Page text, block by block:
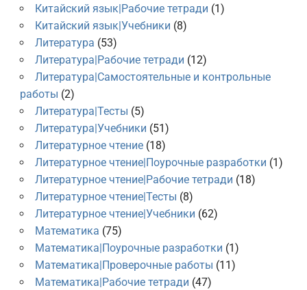
Китайский язык|Рабочие тетради (1)
Китайский язык|Учебники (8)
Литература (53)
Литература|Рабочие тетради (12)
Литература|Самостоятельные и контрольные
работы (2)
Литература|Тесты (5)
Литература|Учебники (51)
Литературное чтение(18)
Литературное чтение|Поурочные разработки (1)
Литературное чтение|Рабочие тетради (18)
Литературное чтение|Тесты (8)
Литературное чтение|Учебники (62)
Математика (75)
Математика|Поурочные разработки (1)
Математика|Проверочные работы (11)
Математика|Рабочие тетради (47)